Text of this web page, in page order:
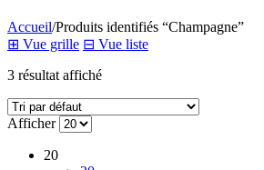
Accueil/Produits identifiés “Champagne”
⊞ Vue grille ⊟ Vue liste
3 résultat affiché
Afficher
20